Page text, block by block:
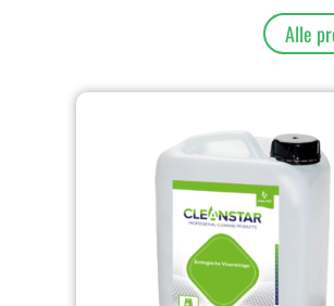
Alle